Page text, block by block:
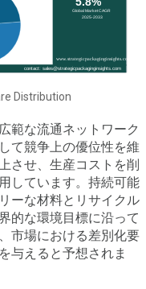
Distribution
範な流通ネットワーク
て競争上の優位性を維
させ、生産コストを削
しています。持続可能
ーな材料とリサイクル
的な環境目標に沿って
市場における差別化要
与えると予想されま